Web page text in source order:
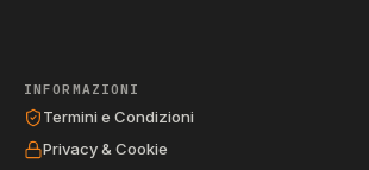
INFORMAZIONI
Termini e Condizioni
Privacy & Cookie